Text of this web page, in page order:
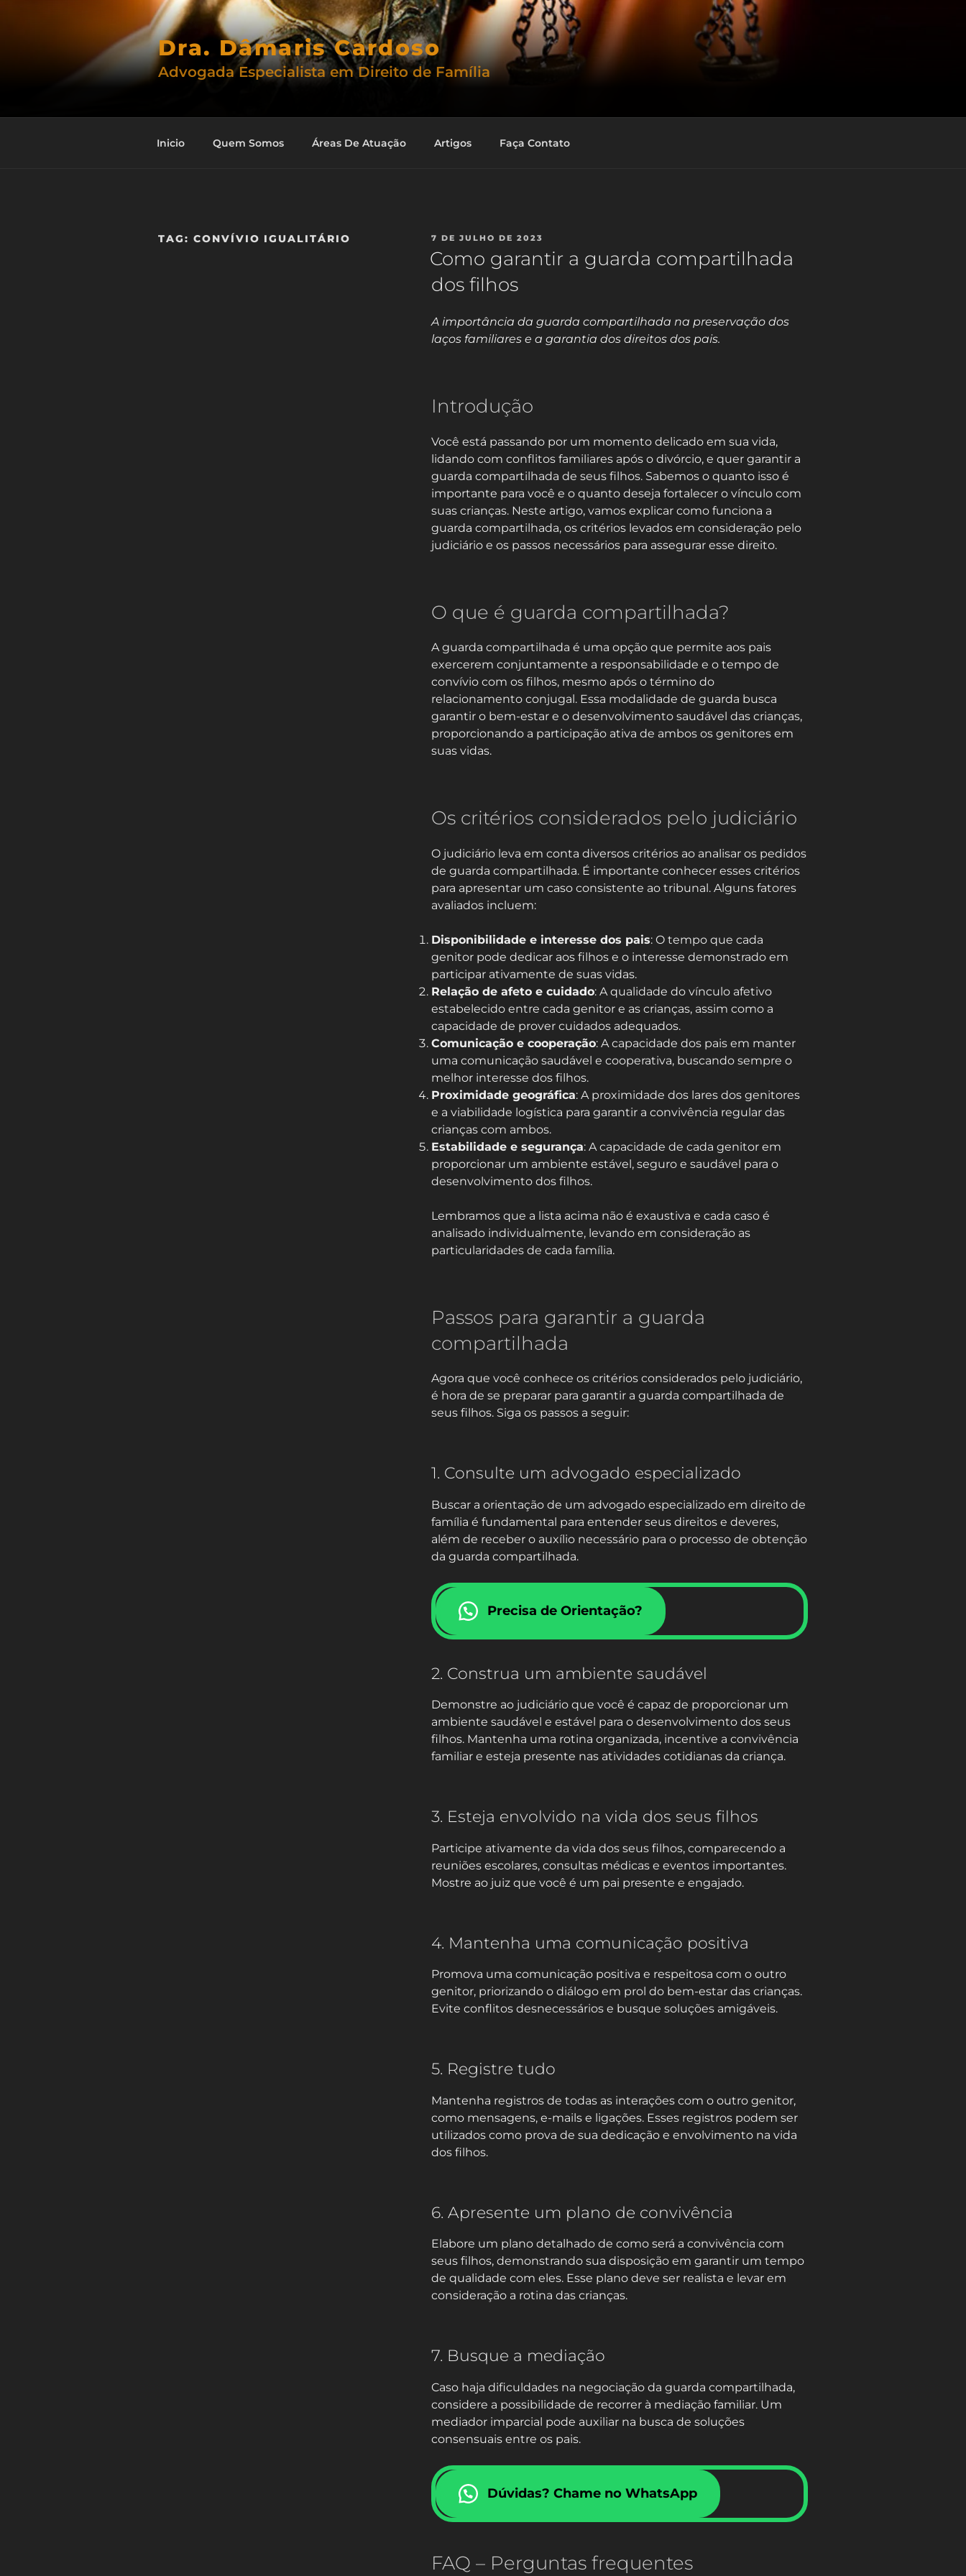
Dra. Dâmaris Cardoso
Advogada Especialista em Direito de Família
Inicio Quem Somos Áreas De Atuação Artigos Faça Contato
TAG: CONVÍVIO IGUALITÁRIO
PUBLICADO
7 DE JULHO DE 2023
Como garantir a guarda compartilhada
dos filhos
A importância da guarda compartilhada na preservação dos
laços familiares e a garantia dos direitos dos pais.
Introdução
Você está passando por um momento delicado em sua vida,
lidando com conflitos familiares após o divórcio, e quer garantir a
guarda compartilhada de seus filhos. Sabemos o quanto isso é
importante para você e o quanto deseja fortalecer o vínculo com
suas crianças. Neste artigo, vamos explicar como funciona a
guarda compartilhada, os critérios levados em consideração pelo
judiciário e os passos necessários para assegurar esse direito.
O que é guarda compartilhada?
A guarda compartilhada é uma opção que permite aos pais
exercerem conjuntamente a responsabilidade e o tempo de
convívio com os filhos, mesmo após o término do
relacionamento conjugal. Essa modalidade de guarda busca
garantir o bem-estar e o desenvolvimento saudável das crianças,
proporcionando a participação ativa de ambos os genitores em
suas vidas.
Os critérios considerados pelo judiciário
O judiciário leva em conta diversos critérios ao analisar os pedidos
de guarda compartilhada. É importante conhecer esses critérios
para apresentar um caso consistente ao tribunal. Alguns fatores
avaliados incluem:
Disponibilidade e interesse dos pais: O tempo que cada
genitor pode dedicar aos filhos e o interesse demonstrado em
participar ativamente de suas vidas.
Relação de afeto e cuidado: A qualidade do vínculo afetivo
estabelecido entre cada genitor e as crianças, assim como a
capacidade de prover cuidados adequados.
Comunicação e cooperação: A capacidade dos pais em manter
uma comunicação saudável e cooperativa, buscando sempre o
melhor interesse dos filhos.
Proximidade geográfica: A proximidade dos lares dos genitores
e a viabilidade logística para garantir a convivência regular das
crianças com ambos.
Estabilidade e segurança: A capacidade de cada genitor em
proporcionar um ambiente estável, seguro e saudável para o
desenvolvimento dos filhos.
Lembramos que a lista acima não é exaustiva e cada caso é
analisado individualmente, levando em consideração as
particularidades de cada família.
Passos para garantir a guarda
compartilhada
Agora que você conhece os critérios considerados pelo judiciário,
é hora de se preparar para garantir a guarda compartilhada de
seus filhos. Siga os passos a seguir:
1. Consulte um advogado especializado
Buscar a orientação de um advogado especializado em direito de
família é fundamental para entender seus direitos e deveres,
além de receber o auxílio necessário para o processo de obtenção
da guarda compartilhada.
Precisa de Orientação?
2. Construa um ambiente saudável
Demonstre ao judiciário que você é capaz de proporcionar um
ambiente saudável e estável para o desenvolvimento dos seus
filhos. Mantenha uma rotina organizada, incentive a convivência
familiar e esteja presente nas atividades cotidianas da criança.
3. Esteja envolvido na vida dos seus filhos
Participe ativamente da vida dos seus filhos, comparecendo a
reuniões escolares, consultas médicas e eventos importantes.
Mostre ao juiz que você é um pai presente e engajado.
4. Mantenha uma comunicação positiva
Promova uma comunicação positiva e respeitosa com o outro
genitor, priorizando o diálogo em prol do bem-estar das crianças.
Evite conflitos desnecessários e busque soluções amigáveis.
5. Registre tudo
Mantenha registros de todas as interações com o outro genitor,
como mensagens, e-mails e ligações. Esses registros podem ser
utilizados como prova de sua dedicação e envolvimento na vida
dos filhos.
6. Apresente um plano de convivência
Elabore um plano detalhado de como será a convivência com
seus filhos, demonstrando sua disposição em garantir um tempo
de qualidade com eles. Esse plano deve ser realista e levar em
consideração a rotina das crianças.
7. Busque a mediação
Caso haja dificuldades na negociação da guarda compartilhada,
considere a possibilidade de recorrer à mediação familiar. Um
mediador imparcial pode auxiliar na busca de soluções
consensuais entre os pais.
Dúvidas? Chame no WhatsApp
FAQ – Perguntas frequentes